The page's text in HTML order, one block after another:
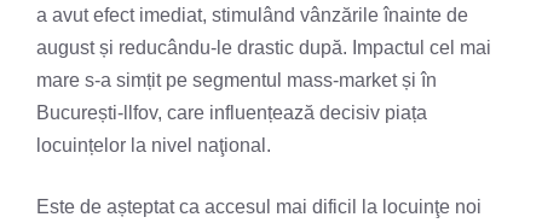
a avut efect imediat, stimulând vânzările înainte de
august și reducându-le drastic după. Impactul cel mai
mare s-a simțit pe segmentul mass-market și în
București-llfov, care influențează decisiv piața
locuințelor la nivel naţional.
Este de așteptat ca accesul mai dificil la locuinţe noi